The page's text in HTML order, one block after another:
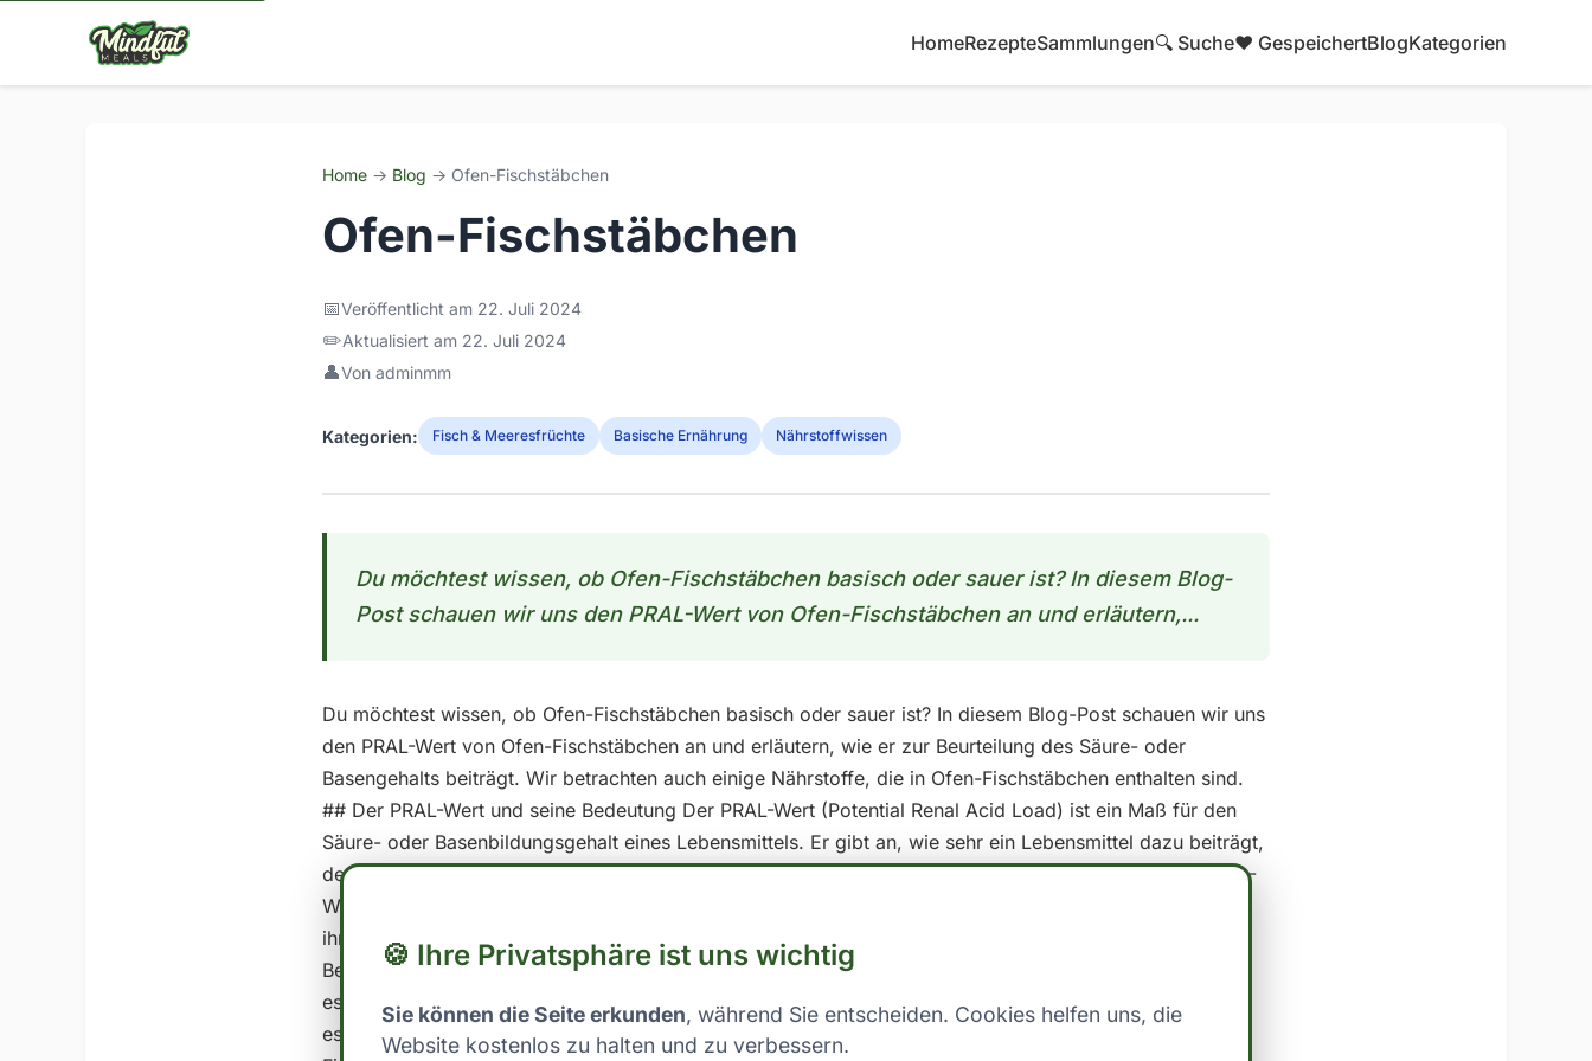
HomeRezepteSammlungen🔍 Suche❤️ GespeichertBlogKategorien
Home → Blog → Ofen-Fischstäbchen
Ofen-Fischstäbchen
📅Veröffentlicht am 22. Juli 2024
✏️Aktualisiert am 22. Juli 2024
👤Von adminmm
Kategorien: Fisch & Meeresfrüchte Basische Ernährung Nährstoffwissen
Du möchtest wissen, ob Ofen-Fischstäbchen basisch oder sauer ist? In diesem Blog-
Post schauen wir uns den PRAL-Wert von Ofen-Fischstäbchen an und erläutern,...
Du möchtest wissen, ob Ofen-Fischstäbchen basisch oder sauer ist? In diesem Blog-Post schauen wir uns
den PRAL-Wert von Ofen-Fischstäbchen an und erläutern, wie er zur Beurteilung des Säure- oder
Basengehalts beiträgt. Wir betrachten auch einige Nährstoffe, die in Ofen-Fischstäbchen enthalten sind.
## Der PRAL-Wert und seine Bedeutung Der PRAL-Wert (Potential Renal Acid Load) ist ein Maß für den
Säure- oder Basenbildungsgehalt eines Lebensmittels. Er gibt an, wie sehr ein Lebensmittel dazu beiträgt,
den Säure- oder Basenhaushalt Deines Körpers zu beeinflussen. Lebensmittel mit einem negativen PRAL-
Wert sind basisch, während solche mit einem positiven PRAL-Wert als sauer gelten. ## Nährstoffe in und
ihre Auswirkungen auf den PRAL-Wert Ofen-Fischstäbchen enthält verschiedene Nährstoffe, die zur
Berechnung des PRAL-Werts beitragen. Hier sind einige der wichtigsten: - **Protein**: 16.8 g pro 100g
essbarer Anteil - **Kalium**: 290.0 mg pro 100g essbarer Anteil - **Magnesium**: 20.0 mg pro 100g
essbarer Anteil - **Calcium**: 12.0 mg pro 100g essbarer Anteil ## Der PRAL-Wert von Ofen-
🍪 Ihre Privatsphäre ist uns wichtig
Sie können die Seite erkunden, während Sie entscheiden. Cookies helfen uns, die
Website kostenlos zu halten und zu verbessern.